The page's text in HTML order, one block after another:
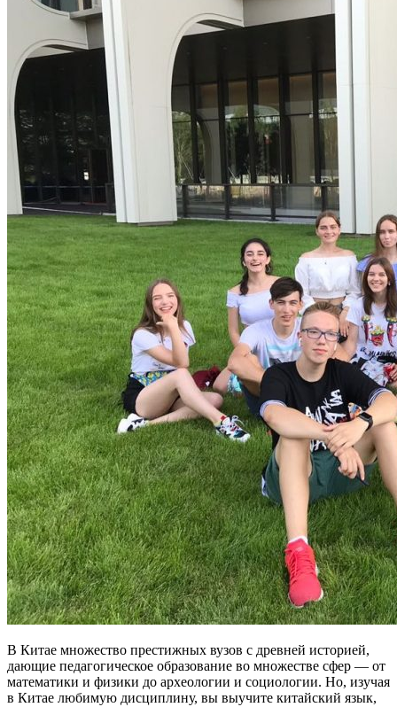
В Китае множество престижных вузов с древней историей,
дающие педагогическое образование во множестве сфер — от
математики и физики до археологии и социологии. Но, изучая
в Китае любимую дисциплину, вы выучите китайский язык,